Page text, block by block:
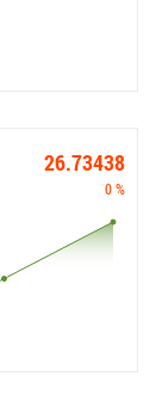
26.73438
0 %